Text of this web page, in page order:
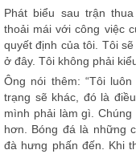
Phát biểu sau trận
thoải mái với công việc
quyết định của tôi. Tôi
ở đây. Tôi không phải
Ông nói thêm: “Tôi
trạng sẽ khác, đó là
mình phải làm gì.
hơn. Bóng đá là những
đà hưng phấn đến. Khi